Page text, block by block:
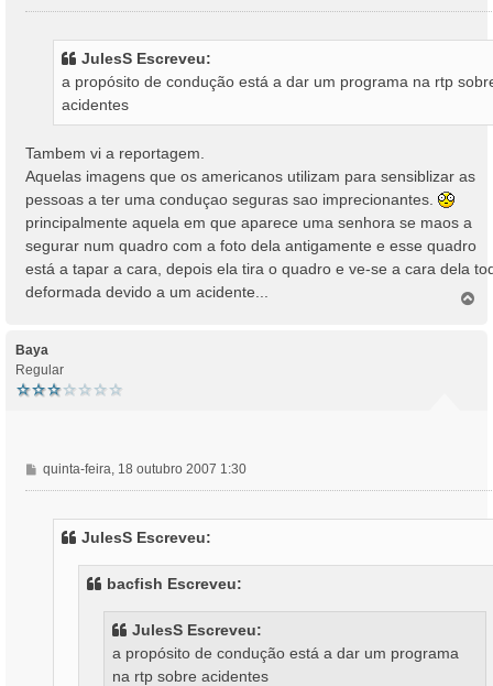
e
JulesS Escreveu:
a propósito de condução está a dar um programa na rtp
acidentes
Tambem vi a reportagem.
Aquelas imagens que os americanos utilizam para sensiblizar as
pessoas a ter uma conduçao seguras sao imprecionantes.
principalmente aquela em que aparece uma senhora se maos a
segurar num quadro com a foto dela antigamente e esse quadro
está a tapar a cara, depois ela tira o quadro e ve-se a cara dela
deformada devido a um acidente...
Baya
Regular
M
e
quinta-feira, 18 outubro 2007 1:30
JulesS Escreveu:
bacfish Escreveu:
JulesS Escreveu:
a propósito de condução está a dar um programa
na rtp sobre acidentes